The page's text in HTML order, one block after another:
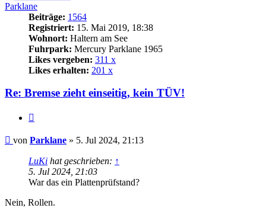
Parklane
Beiträge: 1564
Registriert: 15. Mai 2019, 18:38
Wohnort: Haltern am See
Fuhrpark: Mercury Parklane 1965
Likes vergeben: 311 x
Likes erhalten: 201 x
Re: Bremse zieht einseitig, kein TÜV!
Beitrag
von Parklane » 5. Jul 2024, 21:13
LuKi hat geschrieben: ↑
5. Jul 2024, 21:03
War das ein Plattenprüfstand?
Nein, Rollen.